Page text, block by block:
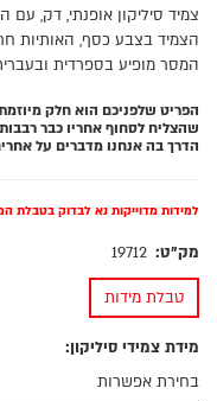
צמיד סיליקון אופנתי, דק,
הצמיד בצבע כסף, האותיות
המסר מופיע בספרדית
הפריט שלפניכם הוא חלק
שהצליח לסחוף אחריו כבר
הדרך בה אנחנו מדברים על
למידות מדוייקות נא לבדוק בטבלת
מק"ט: 19712
טבלת מידות
מידת צמידי סיליקון: